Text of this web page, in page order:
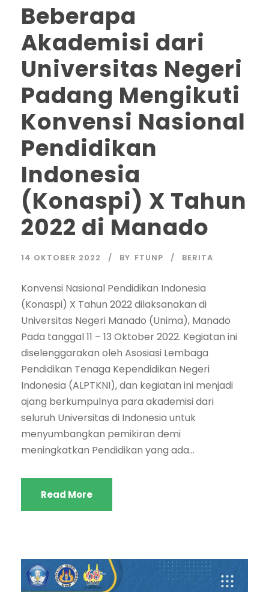
Beberapa
Akademisi dari
Universitas Negeri
Padang Mengikuti
Konvensi Nasional
Pendidikan
Indonesia
(Konaspi) X Tahun
2022 di Manado
14 OKTOBER 2022 BY FTUNP BERITA
Konvensi Nasional Pendidikan Indonesia
(Konaspi) X Tahun 2022 dilaksanakan di
Universitas Negeri Manado (Unima), Manado
Pada tanggal 11 – 13 Oktober 2022. Kegiatan ini
diselenggarakan oleh Asosiasi Lembaga
Pendidikan Tenaga Kependidikan Negeri
Indonesia (ALPTKNI), dan kegiatan ini menjadi
ajang berkumpulnya para akademisi dari
seluruh Universitas di Indonesia untuk
menyumbangkan pemikiran demi
meningkatkan Pendidikan yang ada...
Read More